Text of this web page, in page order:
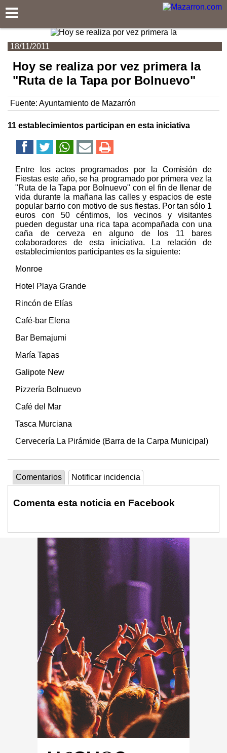
18/11/2011
Hoy se realiza por vez primera la
"Ruta de la Tapa por Bolnuevo"
Fuente: Ayuntamiento de Mazarrón
11 establecimientos participan en esta iniciativa
Entre los actos programados por la Comisión de
Fiestas este año, se ha programado por primera vez la
"Ruta de la Tapa por Bolnuevo" con el fin de llenar de
vida durante la mañana las calles y espacios de este
popular barrio con motivo de sus fiestas. Por tan sólo 1
euros con 50 céntimos, los vecinos y visitantes
pueden degustar una rica tapa acompañada con una
caña de cerveza en alguno de los 11 bares
colaboradores de esta iniciativa. La relación de
establecimientos participantes es la siguiente:
Monroe
Hotel Playa Grande
Rincón de Elías
Café-bar Elena
Bar Bemajumi
María Tapas
Galipote New
Pizzería Bolnuevo
Café del Mar
Tasca Murciana
Cervecería La Pirámide (Barra de la Carpa Municipal)
Comentarios Notificar incidencia
Comenta esta noticia en Facebook